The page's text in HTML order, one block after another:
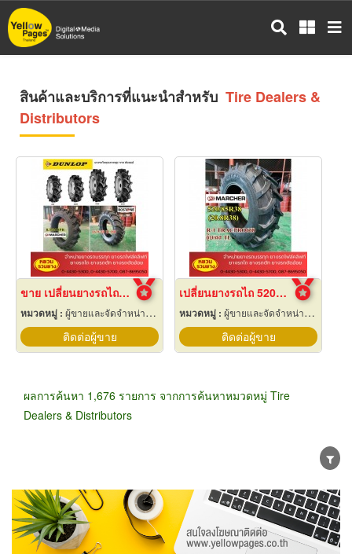
ข้าม
ไป
สินค้าและบริการที่แนะนำสำหรับ Tire Dealers &
Distributors
ขาย เปลี่ยนยางรถไถ 12.4-24
หมวดหมู่ : ผู้ขายและจัดจำหน่ายยางรถ
ติดต่อผู้ขาย
เปลี่ยนยางรถไถ 520/85R38
หมวดหมู่ :ผู้ขายและจัดจำหน่ายยางรถ
ติดต่อผู้ขาย
ผลการค้นหา 1,676 รายการ จากการค้นหาหมวดหมู่ Tire
Dealers & Distributors
ขายส่ง ขายปลีก ผู้ผลิต
ตัวแทนจัดจำหน่าย
ผู้ส่งออก/นำเข้า
ธุรกิจบริการ